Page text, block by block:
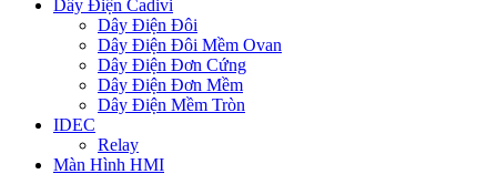
Dây Điện Cadivi
Dây Điện Đôi
Dây Điện Đôi Mềm Ovan
Dây Điện Đơn Cứng
Dây Điện Đơn Mềm
Dây Điện Mềm Tròn
IDEC
Relay
Màn Hình HMI